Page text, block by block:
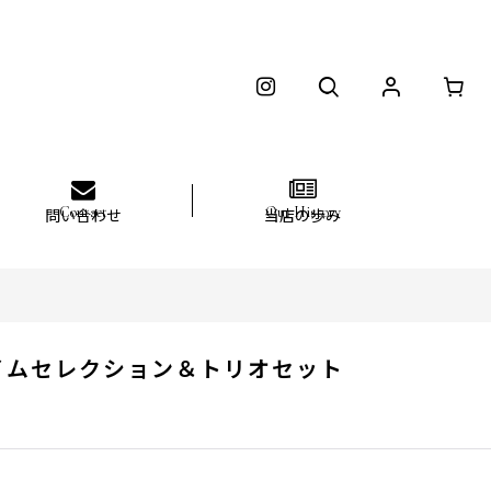
問い合わせ 当店の歩み
セレクション＆トリオセット